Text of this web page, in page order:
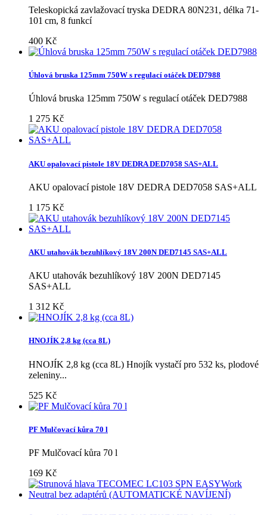
Teleskopická zavlažovací tryska DEDRA 80N231, délka 71-
101 cm, 8 funkcí
400 Kč
Úhlová bruska 125mm 750W s regulací otáček DED7988
Úhlová bruska 125mm 750W s regulací otáček DED7988
1 275 Kč
AKU opalovací pistole 18V DEDRA DED7058 SAS+ALL
AKU opalovací pistole 18V DEDRA DED7058 SAS+ALL
1 175 Kč
AKU utahovák bezuhlíkový 18V 200N DED7145 SAS+ALL
AKU utahovák bezuhlíkový 18V 200N DED7145
SAS+ALL
1 312 Kč
HNOJÍK 2,8 kg (cca 8L)
HNOJÍK 2,8 kg (cca 8L) Hnojík vystačí pro 532 ks, plodové
zeleniny...
525 Kč
PF Mulčovací kůra 70 l
PF Mulčovací kůra 70 l
169 Kč